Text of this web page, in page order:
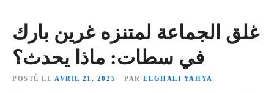
غلق الجماعة لمتنزه غرين بارك
في سطات: ماذا يحدث؟
POSTÉ LE AVRIL 21, 2025 PAR ELGHALI YAHYA